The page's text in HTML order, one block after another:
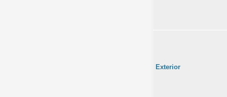
Exterior